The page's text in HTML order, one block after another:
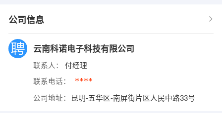
公司信息
云南科诺电子科技有限公司
联系人： 付经理
联系电话： ****
公司地址： 昆明-五华区-南屏街片区人民中路33号